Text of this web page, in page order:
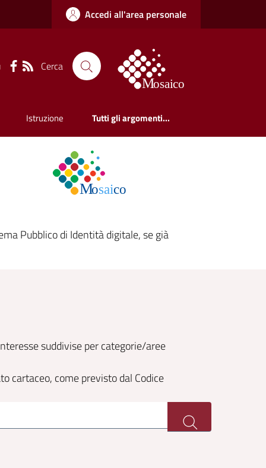
Accedi all'area personale
Cerca
Istruzione Tutti gli argomenti...
Pubblico di Identità digitale, se già
suddivise per categorie/aree
cartaceo, come previsto dal Codice